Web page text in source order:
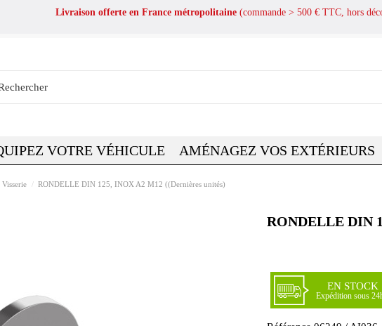
Livraison offerte en France métropolitaine (commande > 500 € TTC, hors
VOTRE VÉHICULE AMÉNAGEZ VOS EXTÉRIEURS
Visserie RONDELLE DIN 125, INOX A2 M12 ((Dernières unités)
RONDELLE DIN
EN STOCK
Expédition sous